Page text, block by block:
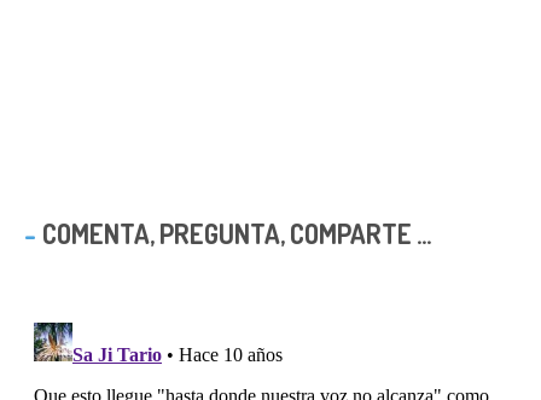
COMENTA, PREGUNTA, COMPARTE ...